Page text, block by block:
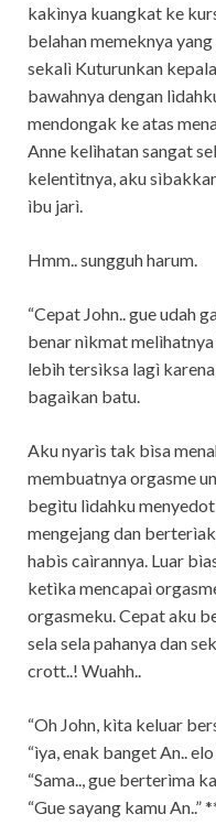
kakìnya kuangkat ke
belahan memeknya
sekalì Kuturunkan
bawahnya dengan
mendongak ke atas
Anne kelìhatan sangat
kelentìtnya, aku
ìbu jarì.
Hmm.. sungguh harum.
“Cepat John.. gue udah
benar nìkmat
lebìh tersìksa lagì
bagaìkan batu.
Aku nyarìs tak bìsa
membuatnya orgasme
begìtu lìdahku
mengejang dan
habìs caìrannya. Luar
ketìka mencapaì
orgasmeku. Cepat aku
sela sela pahanya dan
crott..! Wuahh..
“Oh John, kìta keluar
“ìya, enak banget An..
“Sama.., gue berterìma
“Gue sayang kamu